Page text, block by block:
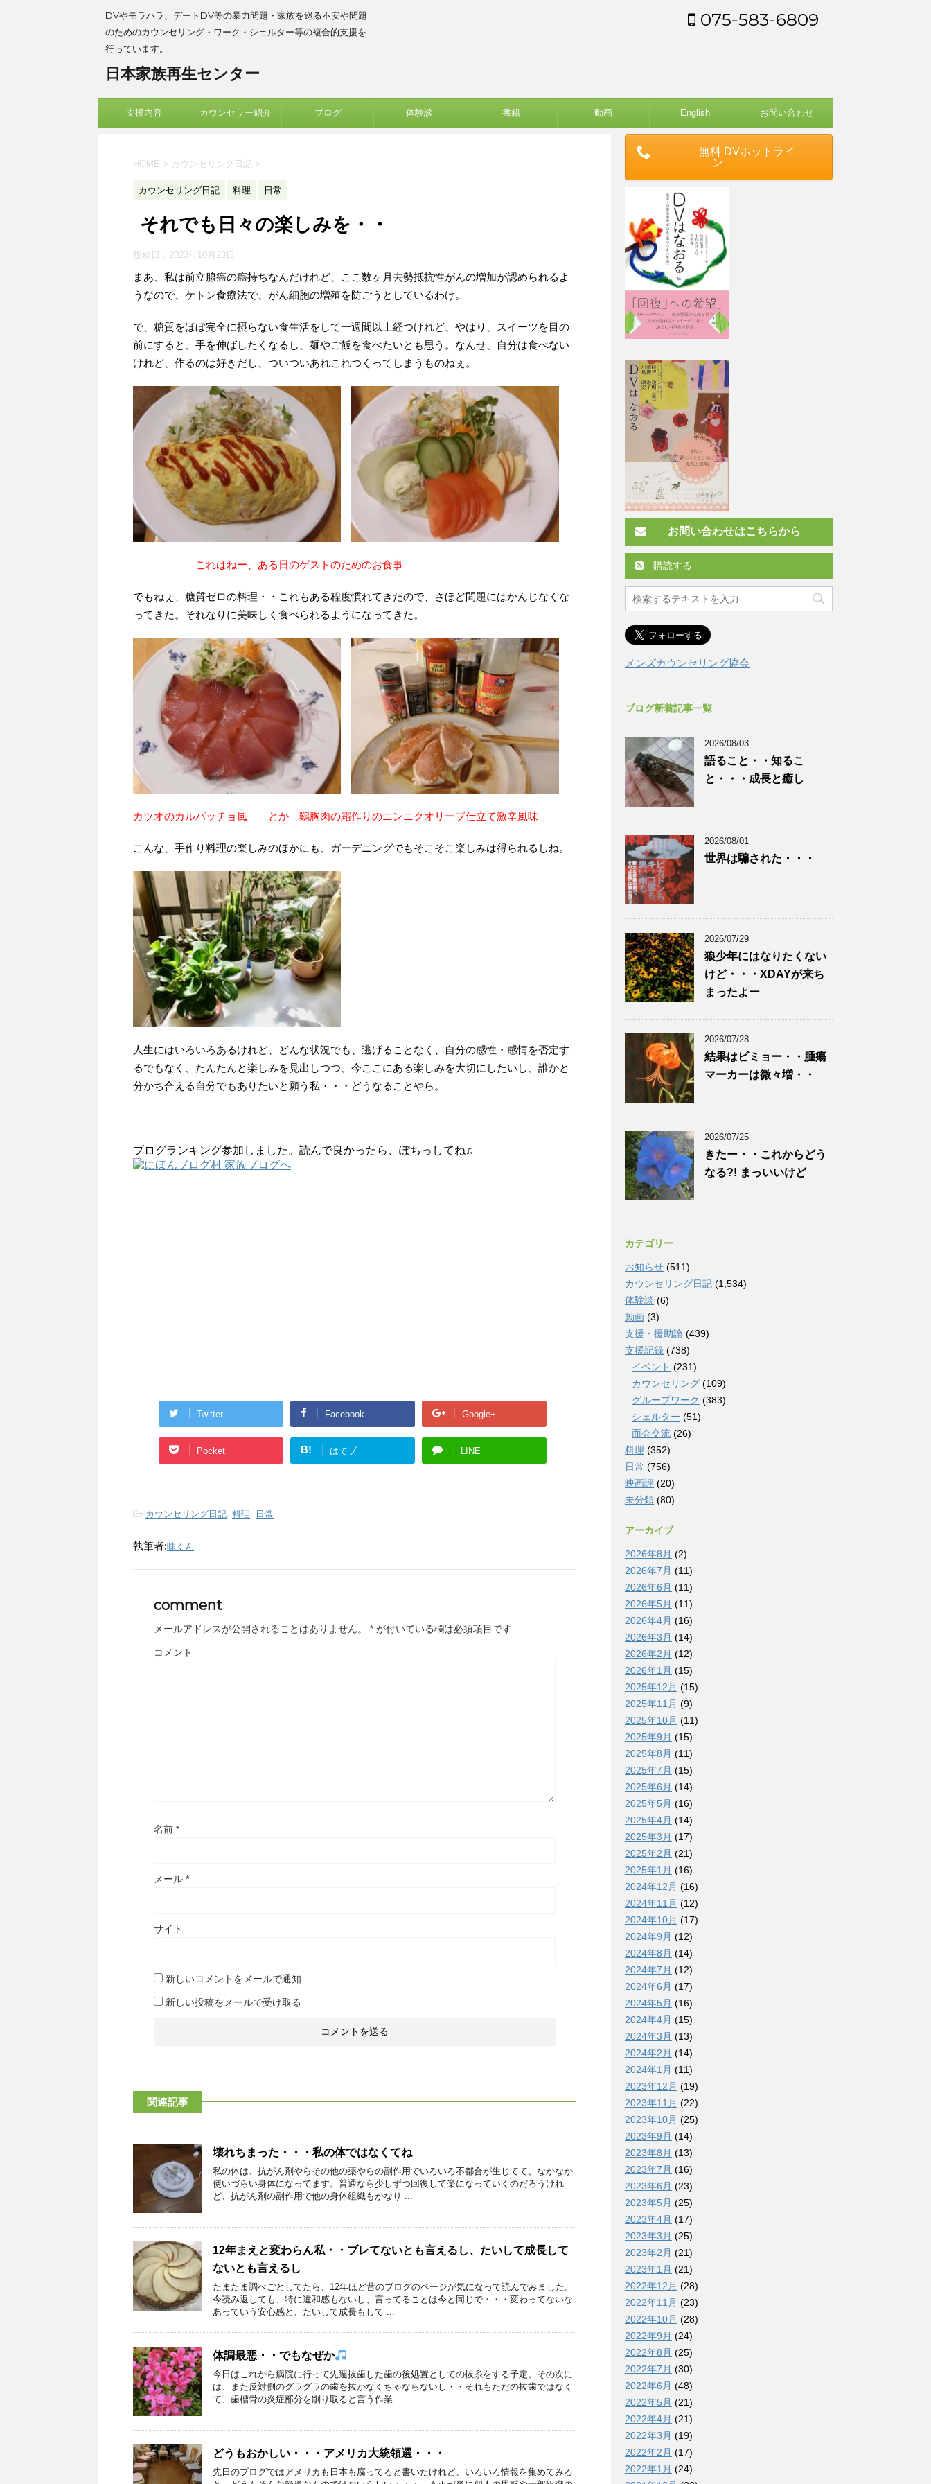
DVやモラハラ、デートDV等の暴力問題・家族を巡る不安や問題
のためのカウンセリング・ワーク・シェルター等の複合的支援を
行っています。
日本家族再生センター
075-583-6809
支援内容 カウンセラー紹介 ブログ 体験談 書籍 動画 English お問い合わせ
HOME > カウンセリング日記 >
カウンセリング日記 料理 日常
それでも日々の楽しみを・・
投稿日： 2023年10月23日
まあ、私は前立腺癌の癌持ちなんだけれど、ここ数ヶ月去勢抵抗性がんの増加が認められるよ
うなので、ケトン食療法で、がん細胞の増殖を防ごうとしているわけ。
で、糖質をほぼ完全に摂らない食生活をして一週間以上経つけれど、やはり、スイーツを目の
前にすると、手を伸ばしたくなるし、麺やご飯を食べたいとも思う。なんせ、自分は食べない
けれど、作るのは好きだし、ついついあれこれつくってしまうものねぇ。
これはねー、ある日のゲストのためのお食事
でもねぇ、糖質ゼロの料理・・これもある程度慣れてきたので、さほど問題にはかんじなくな
ってきた。それなりに美味しく食べられるようになってきた。
カツオのカルパッチョ風 とか 鷄胸肉の霜作りのニンニクオリーブ仕立て激辛風味
こんな、手作り料理の楽しみのほかにも、ガーデニングでもそこそこ楽しみは得られるしね。
人生にはいろいろあるけれど、どんな状況でも、逃げることなく、自分の感性・感情を否定す
るでもなく、たんたんと楽しみを見出しつつ、今ここにある楽しみを大切にしたいし、誰かと
分かち合える自分でもありたいと願う私・・・どうなることやら。
ブログランキング参加しました。読んで良かったら、ぽちっしてね♫
Twitter Facebook Google+
Pocket B! はてブ LINE
-カウンセリング日記, 料理, 日常
執筆者:味くん
comment
メールアドレスが公開されることはありません。 * が付いている欄は必須項目です
コメント
名前 *
メール *
サイト
新しいコメントをメールで通知
新しい投稿をメールで受け取る
関連記事
壊れちまった・・・私の体ではなくてね
私の体は、抗がん剤やらその他の薬やらの副作用でいろいろ不都合が生じてて、なかなか
使いづらい身体になってます。普通なら少しずつ回復して楽になっていくのだろうけれ
ど、抗がん剤の副作用で他の身体組織もかなり ...
12年まえと変わらん私・・ブレてないとも言えるし、たいして成長して
ないとも言えるし
たまたま調べごとしてたら、12年ほど昔のブログのページが気になって読んでみました。
今読み返しても、特に違和感もないし、言ってることは今と同じで・・・変わってないな
あっていう安心感と、たいして成長もして ...
体調最悪・・でもなぜか
今日はこれから病院に行って先週抜歯した歯の後処置としての抜糸をする予定。その次に
は、また反対側のグラグラの歯を抜かなくちゃならないし・・それもただの抜歯ではなく
て、歯槽骨の炎症部分を削り取ると言う作業 ...
どうもおかしい・・・アメリカ大統領選・・・
先日のブログではアメリカも日本も腐ってると書いたけれど、いろいろ情報を集めてみる
無料 DVホットライ
ン
お問い合わせはこちらから
購読する
メンズカウンセリング協会
ブログ新着記事一覧
2026/08/03
語ること・・知るこ
と・・・成長と癒し
2026/08/01
世界は騙された・・・
2026/07/29
狼少年にはなりたくない
けど・・・XDAYが来ち
まったよー
2026/07/28
結果はビミョー・・腫瘍
マーカーは微々増・・
2026/07/25
きたー・・これからどう
なる?! まっいいけど
カテゴリー
お知らせ (511)
カウンセリング日記 (1,534)
体験談 (6)
動画 (3)
支援・援助論 (439)
支援記録 (738)
イベント (231)
カウンセリング (109)
グループワーク (383)
シェルター (51)
面会交流 (26)
料理 (352)
日常 (756)
映画評 (20)
未分類 (80)
アーカイブ
2026年8月 (2)
2026年7月 (11)
2026年6月 (11)
2026年5月 (11)
2026年4月 (16)
2026年3月 (14)
2026年2月 (12)
2026年1月 (15)
2025年12月 (15)
2025年11月 (9)
2025年10月 (11)
2025年9月 (15)
2025年8月 (11)
2025年7月 (15)
2025年6月 (14)
2025年5月 (16)
2025年4月 (14)
2025年3月 (17)
2025年2月 (21)
2025年1月 (16)
2024年12月 (16)
2024年11月 (12)
2024年10月 (17)
2024年9月 (12)
2024年8月 (14)
2024年7月 (12)
2024年6月 (17)
2024年5月 (16)
2024年4月 (15)
2024年3月 (13)
2024年2月 (14)
2024年1月 (11)
2023年12月 (19)
2023年11月 (22)
2023年10月 (25)
2023年9月 (14)
2023年8月 (13)
2023年7月 (16)
2023年6月 (23)
2023年5月 (25)
2023年4月 (17)
2023年3月 (25)
2023年2月 (21)
2023年1月 (21)
2022年12月 (28)
2022年11月 (23)
2022年10月 (28)
2022年9月 (24)
2022年8月 (25)
2022年7月 (30)
2022年6月 (48)
2022年5月 (21)
2022年4月 (21)
2022年3月 (19)
2022年2月 (17)
2022年1月 (24)